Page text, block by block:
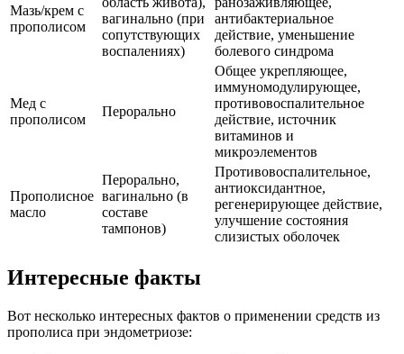
Мазь/крем с
прополисом
вагинально (при
сопутствующих
воспалениях)
антибактериальное
действие, уменьшение
болевого синдрома
Мед с
прополисом
Перорально
Общее укрепляющее,
иммуномодулирующее,
противовоспалительное
действие, источник
витаминов и
микроэлементов
Прополисное
масло
Перорально,
вагинально (в
составе
тампонов)
Противовоспалительное,
антиоксидантное,
регенерирующее действие,
улучшение состояния
слизистых оболочек
Интересные факты
Вот несколько интересных фактов о применении средств из
прополиса при эндометриозе: